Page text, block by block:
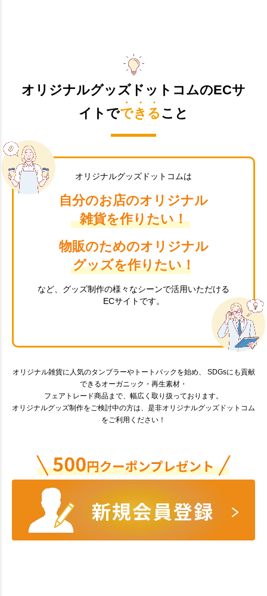
オリジナルグッズドットコムのECサ
イトでできる こと
オリジナルグッズドットコムは
自分のお店のオリジナル
雑貨を作りたい！
物販のためのオリジナル
グッズを作りたい！
など、グッズ制作の様々なシーンで活用いただける
ECサイトです。
オリジナル雑貨に人気のタンブラーやトートバックを始め、 SDGsにも貢献
できるオーガニック・再生素材・
フェアトレード商品まで、幅広く取り扱っております。
オリジナルグッズ制作をご検討中の方は、是非オリジナルグッズドットコム
をご利用ください！